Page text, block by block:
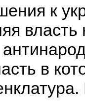
к
власть
в